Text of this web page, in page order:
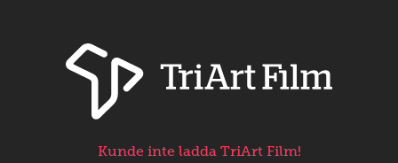
Kunde inte ladda TriArt Film!